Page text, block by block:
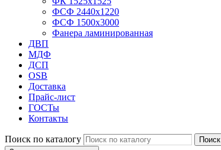
ФСФ 2440х1220
ФСФ 1500х3000
Фанера ламинированная
ДВП
МДФ
ДСП
OSB
Доставка
Прайс-лист
ГОСТы
Контакты
Поиск по каталогу
Поиск